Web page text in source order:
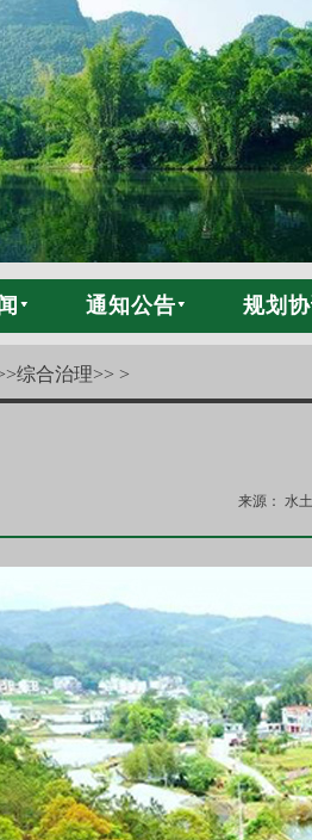
通知公告 规划
综合治理>> >
来源： 水